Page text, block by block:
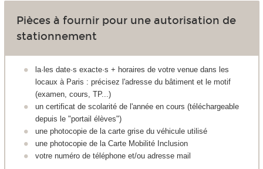
Pièces à fournir pour une autorisation de
stationnement
la·les date·s exacte·s + horaires de votre venue dans les
locaux à Paris : précisez l'adresse du bâtiment et le motif
(examen, cours, TP...)
un certificat de scolarité de l'année en cours (téléchargeable
depuis le "portail élèves")
une photocopie de la carte grise du véhicule utilisé
une photocopie de la Carte Mobilité Inclusion
votre numéro de téléphone et/ou adresse mail